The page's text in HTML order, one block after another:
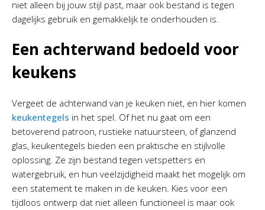
niet alleen bij jouw stijl past, maar ook bestand is tegen
dagelijks gebruik en gemakkelijk te onderhouden is.
Een achterwand bedoeld voor
keukens
Vergeet de achterwand van je keuken niet, en hier komen
keukentegels in het spel. Of het nu gaat om een
betoverend patroon, rustieke natuursteen, of glanzend
glas, keukentegels bieden een praktische en stijlvolle
oplossing. Ze zijn bestand tegen vetspetters en
watergebruik, en hun veelzijdigheid maakt het mogelijk om
een statement te maken in de keuken. Kies voor een
tijdloos ontwerp dat niet alleen functioneel is maar ook